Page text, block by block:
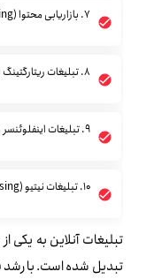
۷. بازاریابی محتوا (Content Marketing)
۸. تبلیغات ریتارگتینگ (Retargeting)
۹. تبلیغات اینفلوئنسر مارکتینگ (Influencer Marketing)
۱۰. تبلیغات نیتیو (Native Advertising)
تبلیغات آنلاین به یکی
تبدیل شده است. با رشد